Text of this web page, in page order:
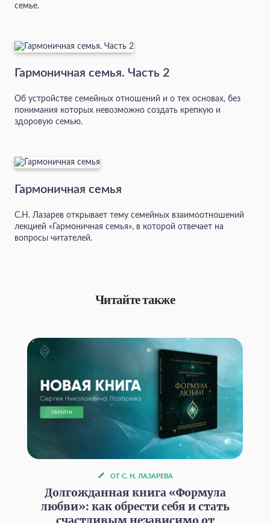
семье.
Гармоничная семья. Часть 2
Об устройстве семейных отношений и о тех основах, без
понимания которых невозможно создать крепкую и
здоровую семью.
Гармоничная семья
С.Н. Лазарев открывает тему семейных взаимоотношений
лекцией «Гармоничная семья», в которой отвечает на
вопросы читателей.
Читайте также
ОТ С. Н. ЛАЗАРЕВА
Долгожданная книга «Формула
любви»: как обрести себя и стать